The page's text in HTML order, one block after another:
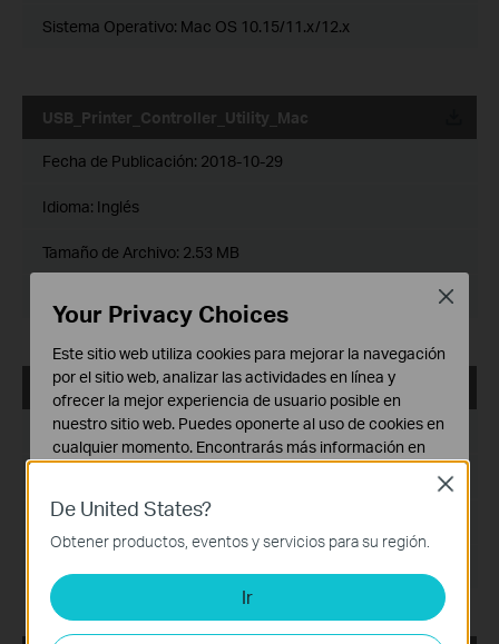
Sistema Operativo: Mac OS 10.15/11.x/12.x
USB_Printer_Controller_Utility_Mac
Fecha de Publicación: 2018-10-29
Idioma: Inglés
Tamaño de Archivo: 2.53 MB
USB_Printer_Controller_Utility_Windows
Fecha de Publicación:2016-11-13
Tamaño de Archivo:14.6 MB
De United States?
Obtener productos, eventos y servicios para su región.
Ir
Close
Your Privacy Choices
Este sitio web utiliza cookies para mejorar la navegación
por el sitio web, analizar las actividades en línea y
ofrecer la mejor experiencia de usuario posible en
nuestro sitio web. Puedes oponerte al uso de cookies en
cualquier momento. Encontrarás más información en
Cookies Básicas
Estas cookies son necesarias para el funcionamiento
del sitio web y no pueden desactivarse en tu sistema.
Cookies de Análisis y de Marketing
Las cookies de análisis nos permiten analizar tus
Close